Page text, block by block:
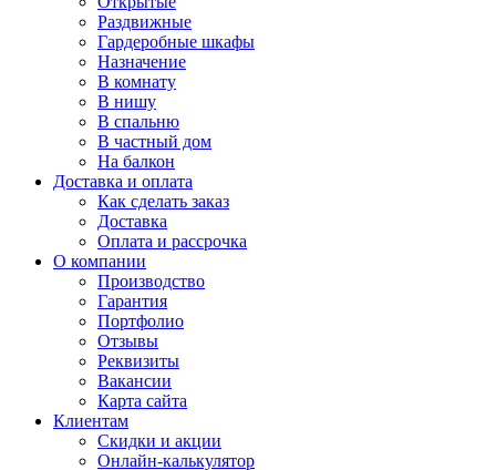
Раздвижные
Гардеробные шкафы
Назначение
В комнату
В нишу
В спальню
В частный дом
На балкон
Доставка и оплата
Как сделать заказ
Доставка
Оплата и рассрочка
О компании
Производство
Гарантия
Портфолио
Отзывы
Реквизиты
Вакансии
Карта сайта
Клиентам
Скидки и акции
Онлайн-калькулятор